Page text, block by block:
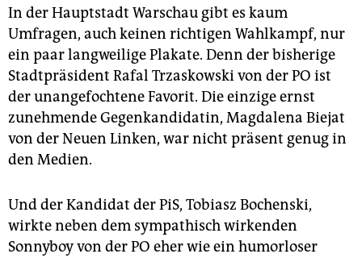
In der Hauptstadt Warschau gibt es kaum
Umfragen, auch keinen richtigen Wahlkampf, nur
ein paar langweilige Plakate. Denn der bisherige
Stadtpräsident Rafal Trzaskowski von der PO ist
der unangefochtene Favorit. Die einzige ernst
zunehmende Gegenkandidatin, Magdalena Biejat
von der Neuen Linken, war nicht präsent genug in
den Medien.
Und der Kandidat der PiS, Tobiasz Bochenski,
wirkte neben dem sympathisch wirkenden
Sonnyboy von der PO eher wie ein humorloser